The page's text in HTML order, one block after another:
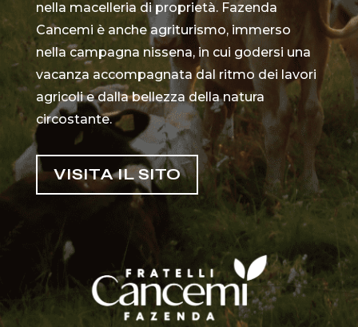
nella macelleria di proprietà. Fazenda
Cancemi è anche agriturismo, immerso
nella campagna nissena, in cui godersi una
vacanza accompagnata dal ritmo dei lavori
agricoli e dalla bellezza della natura
circostante.
VISITA IL SITO